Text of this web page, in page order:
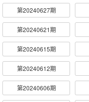
第20240627期
第20240621期
第20240615期
第20240612期
第20240606期